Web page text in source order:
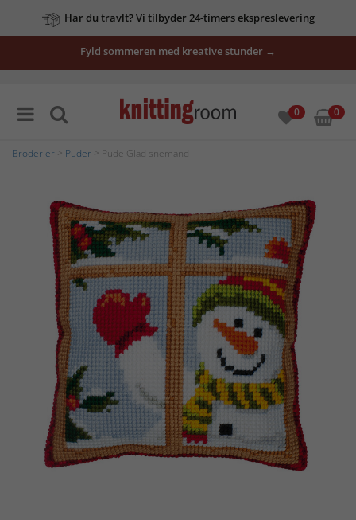
Har du travlt? Vi tilbyder 24-timers ekspreslevering
Fyld sommeren med kreative stunder →
0 0
Broderier Puder > Pude Glad snemand